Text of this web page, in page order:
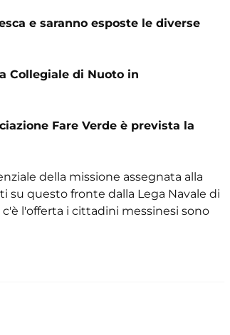
e saranno esposte le diverse
Collegiale di Nuoto in
Fare Verde è prevista la
della missione assegnata alla
su questo fronte dalla Lega Navale di
l'offerta i cittadini messinesi sono